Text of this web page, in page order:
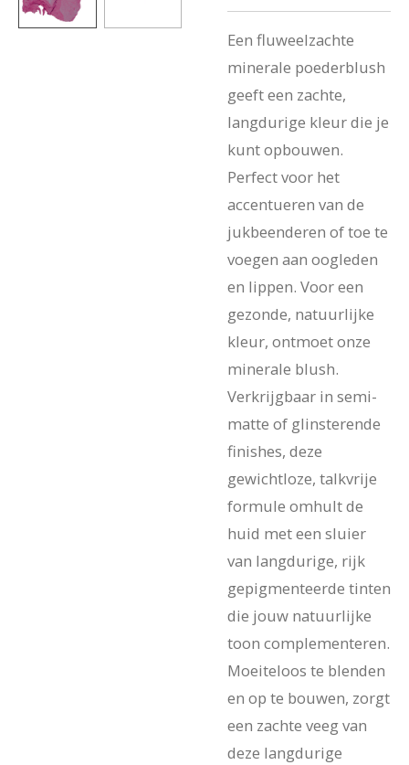
Een fluweelzachte
minerale poederblush
geeft een zachte,
langdurige kleur die je
kunt opbouwen.
Perfect voor het
accentueren van de
jukbeenderen of toe te
voegen aan oogleden
en lippen. Voor een
gezonde, natuurlijke
kleur, ontmoet onze
minerale blush.
Verkrijgbaar in semi-
matte of glinsterende
finishes, deze
gewichtloze, talkvrije
formule omhult de
huid met een sluier
van langdurige, rijk
gepigmenteerde tinten
die jouw natuurlijke
toon complementeren.
Moeiteloos te blenden
en op te bouwen, zorgt
een zachte veeg van
deze langdurige